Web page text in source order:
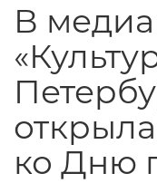
В
ко Дню